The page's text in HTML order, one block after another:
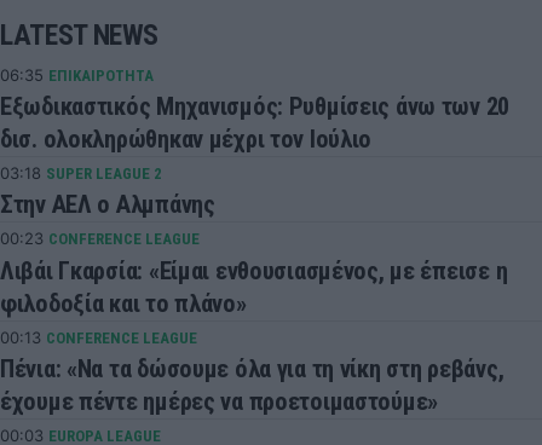
LATEST NEWS
06:35 ΕΠΙΚΑΙΡΟΤΗΤΑ
Εξωδικαστικός Μηχανισμός: Ρυθμίσεις άνω των 20
δισ. ολοκληρώθηκαν μέχρι τον Ιούλιο
03:18 SUPER LEAGUE 2
Στην ΑΕΛ ο Αλμπάνης
00:23 CONFERENCE LEAGUE
Λιβάι Γκαρσία: «Είμαι ενθουσιασμένος, με έπεισε η
φιλοδοξία και το πλάνο»
00:13 CONFERENCE LEAGUE
Πένια: «Να τα δώσουμε όλα για τη νίκη στη ρεβάνς,
έχουμε πέντε ημέρες να προετοιμαστούμε»
00:03 EUROPA LEAGUE